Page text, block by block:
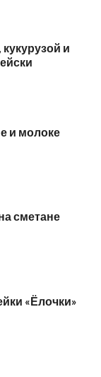
и
и молоке
сметане
«Ёлочки»